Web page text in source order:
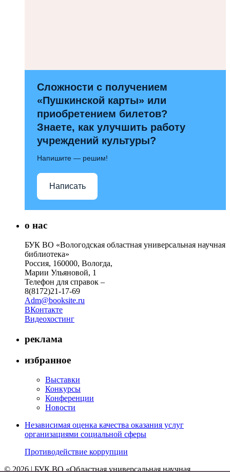
Сложности с получением
«Пушкинской карты» или
приобретением билетов?
Знаете, как улучшить работу
учреждений культуры?
Напишите — решим!
Написать
о нас
БУК ВО «Вологодская областная универсальная научная
библиотека»
Россия, 160000, Вологда,
Марии Ульяновой, 1
Телефон для справок –
8(8172)21-17-69
Adm@booksite.ru
ВКонтакте
Видеохостинг
реклама
избранное
Выставки
Конкурсы
Конференции
Новости
Независимая оценка качества оказания услуг
организациями социальной сферы
Противодействие коррупции
© 2026 | БУК ВО «Областная универсальная научная